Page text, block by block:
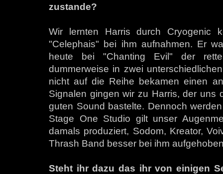
zustande?
Wir lernten Harris durch Cryogenic
"Celephais" bei ihm aufnahmen. Er
heute bei "Chanting Evil" der
dummerweise in zwei
nicht auf die Reihe bekamen einen
Signalen gingen wir zu Harris, der uns
guten Sound bastelte. Dennoch
Stage One Studio gilt unser
damals produziert, Sodom, Kreator,
Thrash Band besser bei ihm
Steht ihr dazu das ihr von einigen